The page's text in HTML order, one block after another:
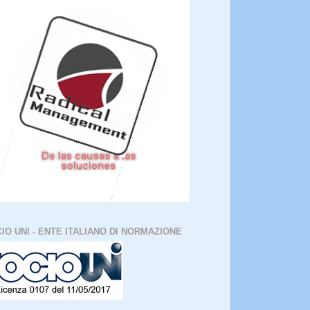
UNI - ENTE ITALIANO DI NORMAZIONE